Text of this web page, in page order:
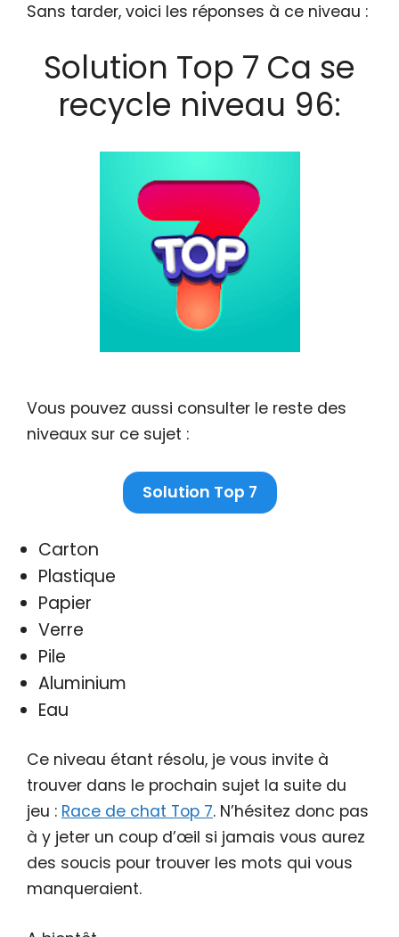
Sans tarder, voici les réponses à ce niveau :
Solution Top 7 Ca se
recycle niveau 96:
Vous pouvez aussi consulter le reste des
niveaux sur ce sujet :
Solution Top 7
Carton
Plastique
Papier
Verre
Pile
Aluminium
Eau
Ce niveau étant résolu, je vous invite à
trouver dans le prochain sujet la suite du
jeu : Race de chat Top 7. N’hésitez donc pas
à y jeter un coup d’œil si jamais vous aurez
des soucis pour trouver les mots qui vous
manqueraient.